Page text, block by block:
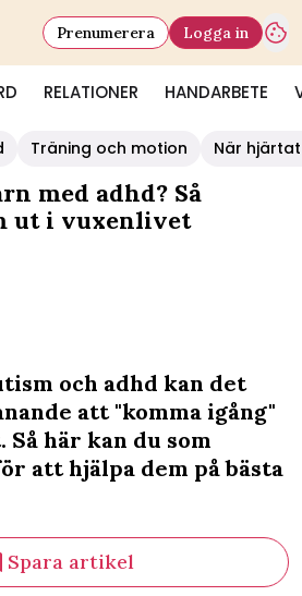
RELATIONER HANDARBETE
Prenumerera Logga in
Träning och motion När
med adhd? Så
ut i vuxenlivet
och adhd kan det
att "komma igång"
här kan du som
att hjälpa dem på bästa
Spara artikel